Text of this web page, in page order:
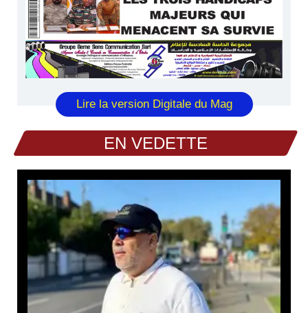
Lire la version Digitale du Mag
EN VEDETTE